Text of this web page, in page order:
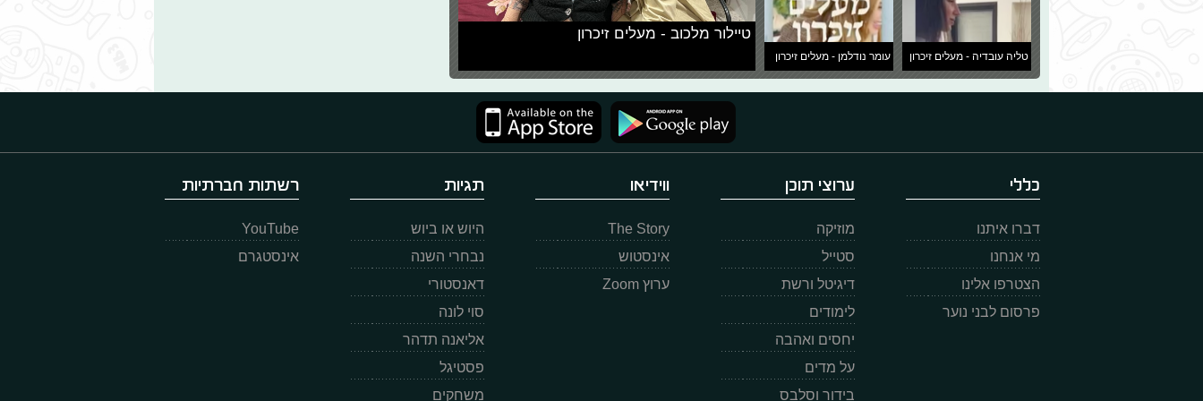
טליה עובדיה - מעלים זיכרון עומר נודלמן - מעלים זיכרון
טיילור מלכוב - מעלים זיכרון
כללי
דברו איתנו
מי אנחנו
הצטרפו אלינו
פרסום לבני נוער
ערוצי תוכן
מוזיקה
סטייל
דיגיטל ורשת
לימודים
יחסים ואהבה
על מדים
בידור וסלבס
ווידיאו
The Story
אינסטוש
ערוץ Zoom
תגיות
היוש או ביוש
נבחרי השנה
דאנסטורי
סוי לונה
אליאנה תדהר
פסטיגל
משחקים
רשתות חברתיות
YouTube
אינסטגרם